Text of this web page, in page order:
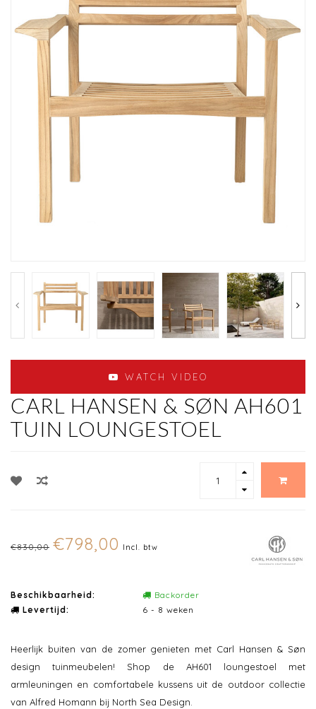
WATCH VIDEO
CARL HANSEN & SØN AH601
TUIN LOUNGESTOEL
€830,00 €798,00 Incl. btw
Beschikbaarheid:
Backorder
Levertijd:
6 - 8 weken
Heerlijk buiten van de zomer genieten met Carl Hansen & Søn
design tuinmeubelen! Shop de AH601 loungestoel met
armleuningen en comfortabele kussens uit de outdoor collectie
van Alfred Homann bij North Sea Design.